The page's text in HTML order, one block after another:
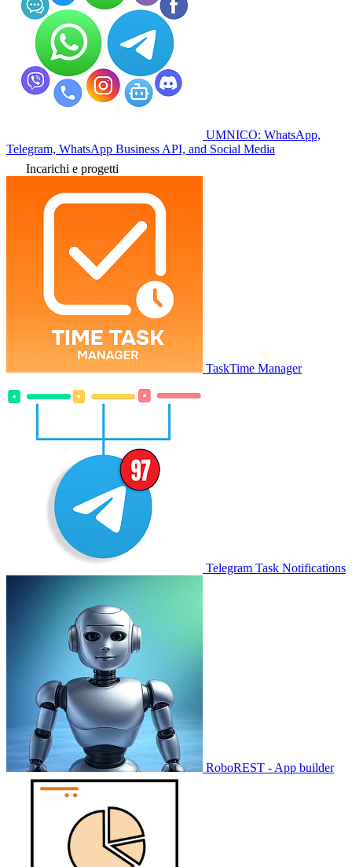
UMNICO: WhatsApp,
Telegram, WhatsApp Business API, and Social Media
Incarichi e progetti
TaskTime Manager
Telegram Task Notifications
RoboREST - App builder